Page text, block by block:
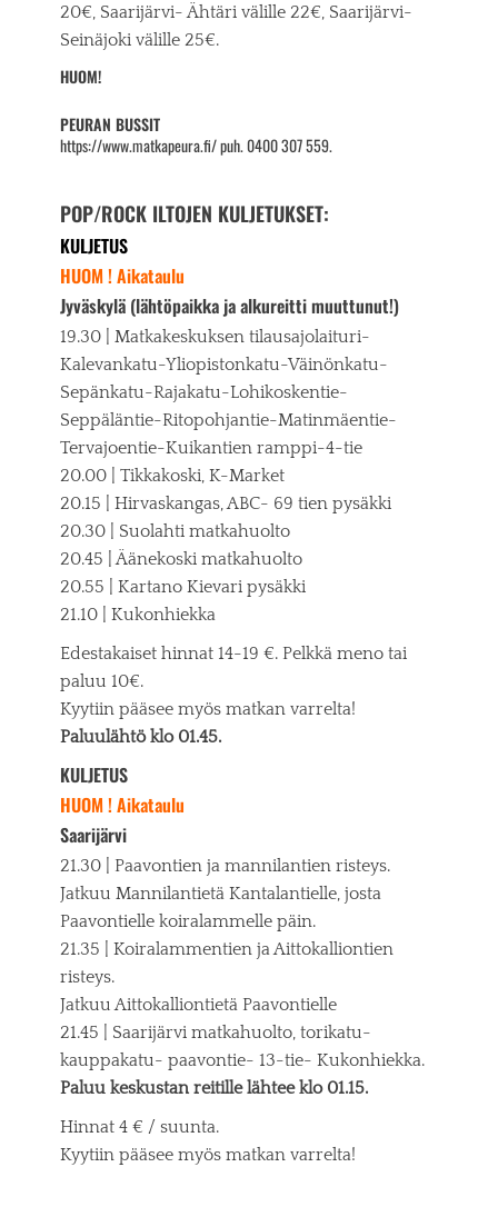
20€, Saarijärvi- Ähtäri välille 22€, Saarijärvi-
Seinäjoki välille 25€.
HUOM!
PEURAN BUSSIT
https://www.matkapeura.fi/ puh. 0400 307 559.
POP/ROCK ILTOJEN KULJETUKSET:
KULJETUS
HUOM ! Aikataulu
Jyväskylä (lähtöpaikka ja alkureitti muuttunut!)
19.30 | Matkakeskuksen tilausajolaituri-
Kalevankatu-Yliopistonkatu-Väinönkatu-
Sepänkatu-Rajakatu-Lohikoskentie-
Seppäläntie-Ritopohjantie-Matinmäentie-
Tervajoentie-Kuikantien ramppi-4-tie
20.00 | Tikkakoski, K-Market
20.15 | Hirvaskangas, ABC- 69 tien pysäkki
20.30 | Suolahti matkahuolto
20.45 | Äänekoski matkahuolto
20.55 | Kartano Kievari pysäkki
21.10 | Kukonhiekka
Edestakaiset hinnat 14-19 €. Pelkkä meno tai
paluu 10€.
Kyytiin pääsee myös matkan varrelta!
Paluulähtö klo 01.45.
KULJETUS
HUOM ! Aikataulu
Saarijärvi
21.30 | Paavontien ja mannilantien risteys.
Jatkuu Mannilantietä Kantalantielle, josta
Paavontielle koiralammelle päin.
21.35 | Koiralammentien ja Aittokalliontien
risteys.
Jatkuu Aittokalliontietä Paavontielle
21.45 | Saarijärvi matkahuolto, torikatu-
kauppakatu- paavontie- 13-tie- Kukonhiekka.
Paluu keskustan reitille lähtee klo 01.15.
Hinnat 4 € / suunta.
Kyytiin pääsee myös matkan varrelta!